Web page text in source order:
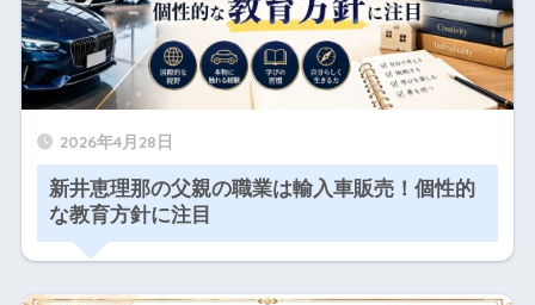
2026年4月28日
新井恵理那の父親の職業は輸入車販売！個性的
な教育方針に注目